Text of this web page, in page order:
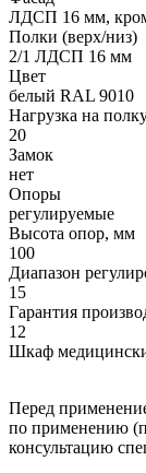
ЛДСП 16 мм,
Полки (верх/низ)
2/1 ЛДСП 16 мм
Цвет
белый RAL 9010
Нагрузка на
20
Замок
нет
Опоры
регулируемые
Высота опор, мм
100
Диапазон
15
Гарантия
12
Шкаф
Перед
по применению
консультацию